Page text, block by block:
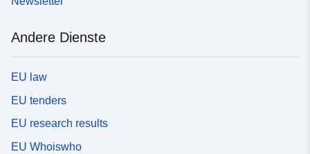
Andere Dienste
EU law
EU tenders
EU research results
EU Whoiswho